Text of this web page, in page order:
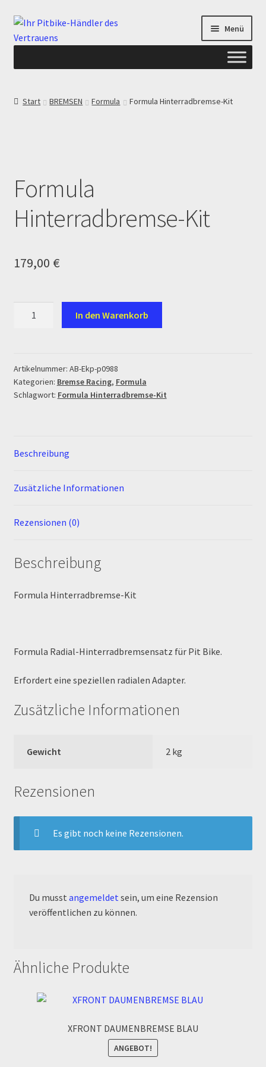
Zur
Navigation
Zum
Inhalt
Menü
Datenschutzerklärung
Devolución
Ersatzteile Pitbike
Formas de Pago (Bankverbindung)
Info
INFOSEITE
Log In
MALCOR MTR PITBIKES
MALCOR PITCROSS / DIRTBIKE
Mein Konto
MERCHANDISE
My Account
My Account
My Profile
Pitbike-Training
Rennserien-Veranstalter
Start BREMSEN Formula Formula Hinterradbremse-Kit
Formula
Hinterradbremse-Kit
179,00 €
In den Warenkorb
Artikelnummer: AB-Ekp-p0988
Kategorien: Bremse Racing, Formula
Schlagwort: Formula Hinterradbremse-Kit
Beschreibung
Zusätzliche Informationen
Rezensionen (0)
Beschreibung
Formula Hinterradbremse-Kit
Formula Radial-Hinterradbremsensatz für Pit Bike.
Erfordert eine speziellen radialen Adapter.
Zusätzliche Informationen
Gewicht 2 kg
Rezensionen
Es gibt noch keine Rezensionen.
Du musst angemeldet sein, um eine Rezension
veröffentlichen zu können.
Ähnliche Produkte
XFRONT DAUMENBREMSE BLAU
ANGEBOT!